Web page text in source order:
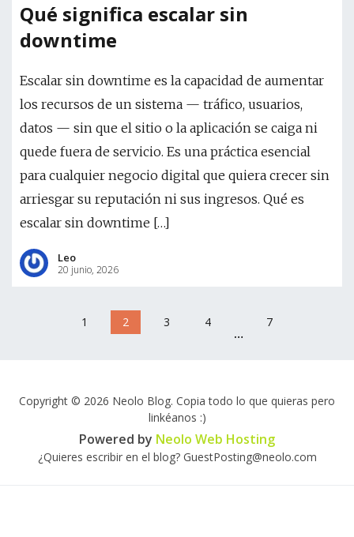
Qué significa escalar sin
downtime
Escalar sin downtime es la capacidad de aumentar
los recursos de un sistema — tráfico, usuarios,
datos — sin que el sitio o la aplicación se caiga ni
quede fuera de servicio. Es una práctica esencial
para cualquier negocio digital que quiera crecer sin
arriesgar su reputación ni sus ingresos. Qué es
escalar sin downtime […]
Leo
20 junio, 2026
1 2 3 4
…
7
Copyright © 2026 Neolo Blog. Copia todo lo que quieras pero
linkéanos :)
Powered by Neolo Web Hosting
¿Quieres escribir en el blog? GuestPosting@neolo.com